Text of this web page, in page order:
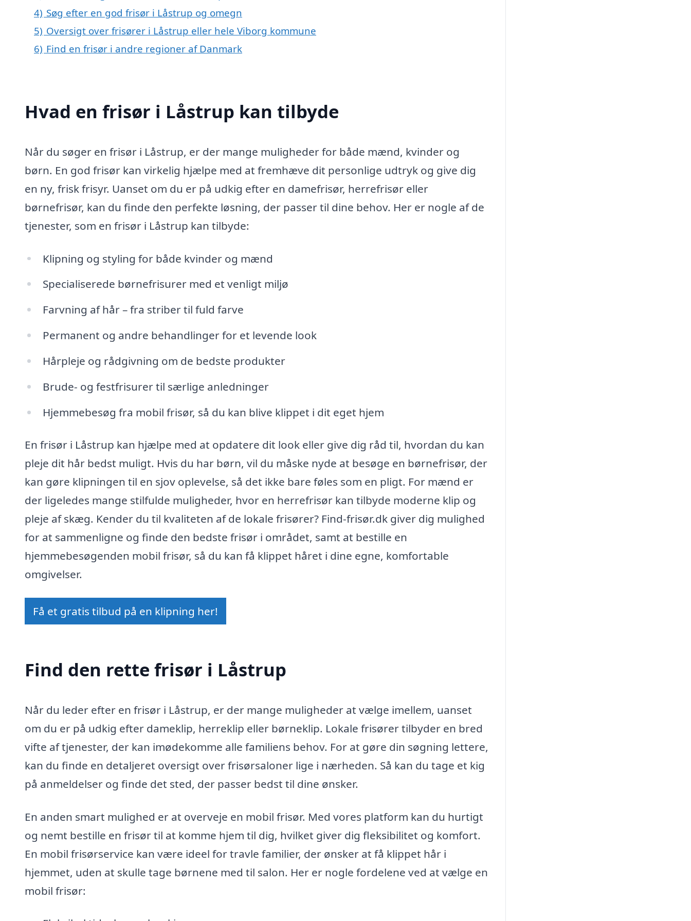
4) Søg efter en god frisør i Låstrup og omegn
5) Oversigt over frisører i Låstrup eller hele Viborg kommune
6) Find en frisør i andre regioner af Danmark
Hvad en frisør i Låstrup kan tilbyde
Når du søger en frisør i Låstrup, er der mange muligheder for både mænd, kvinder og
børn. En god frisør kan virkelig hjælpe med at fremhæve dit personlige udtryk og give dig
en ny, frisk frisyr. Uanset om du er på udkig efter en damefrisør, herrefrisør eller
børnefrisør, kan du finde den perfekte løsning, der passer til dine behov. Her er nogle af de
tjenester, som en frisør i Låstrup kan tilbyde:
Klipning og styling for både kvinder og mænd
Specialiserede børnefrisurer med et venligt miljø
Farvning af hår – fra striber til fuld farve
Permanent og andre behandlinger for et levende look
Hårpleje og rådgivning om de bedste produkter
Brude- og festfrisurer til særlige anledninger
Hjemmebesøg fra mobil frisør, så du kan blive klippet i dit eget hjem
En frisør i Låstrup kan hjælpe med at opdatere dit look eller give dig råd til, hvordan du kan
pleje dit hår bedst muligt. Hvis du har børn, vil du måske nyde at besøge en børnefrisør, der
kan gøre klipningen til en sjov oplevelse, så det ikke bare føles som en pligt. For mænd er
der ligeledes mange stilfulde muligheder, hvor en herrefrisør kan tilbyde moderne klip og
pleje af skæg. Kender du til kvaliteten af de lokale frisører? Find-frisør.dk giver dig mulighed
for at sammenligne og finde den bedste frisør i området, samt at bestille en
hjemmebesøgenden mobil frisør, så du kan få klippet håret i dine egne, komfortable
omgivelser.
Få et gratis tilbud på en klipning her!
Find den rette frisør i Låstrup
Når du leder efter en frisør i Låstrup, er der mange muligheder at vælge imellem, uanset
om du er på udkig efter dameklip, herreklip eller børneklip. Lokale frisører tilbyder en bred
vifte af tjenester, der kan imødekomme alle familiens behov. For at gøre din søgning lettere,
kan du finde en detaljeret oversigt over frisørsaloner lige i nærheden. Så kan du tage et kig
på anmeldelser og finde det sted, der passer bedst til dine ønsker.
En anden smart mulighed er at overveje en mobil frisør. Med vores platform kan du hurtigt
og nemt bestille en frisør til at komme hjem til dig, hvilket giver dig fleksibilitet og komfort.
En mobil frisørservice kan være ideel for travle familier, der ønsker at få klippet hår i
hjemmet, uden at skulle tage børnene med til salon. Her er nogle fordelene ved at vælge en
mobil frisør: